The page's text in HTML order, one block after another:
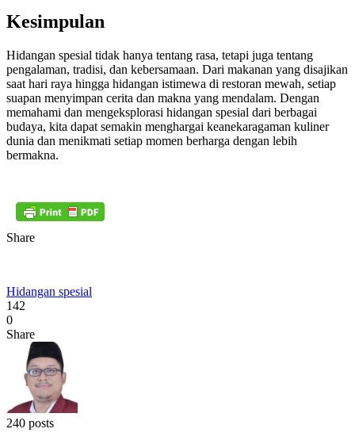
Kesimpulan
Hidangan spesial tidak hanya tentang rasa, tetapi juga tentang
pengalaman, tradisi, dan kebersamaan. Dari makanan yang disajikan
saat hari raya hingga hidangan istimewa di restoran mewah, setiap
suapan menyimpan cerita dan makna yang mendalam. Dengan
memahami dan mengeksplorasi hidangan spesial dari berbagai
budaya, kita dapat semakin menghargai keanekaragaman kuliner
dunia dan menikmati setiap momen berharga dengan lebih
bermakna.
Share
Hidangan spesial
142
0
Share
240 posts